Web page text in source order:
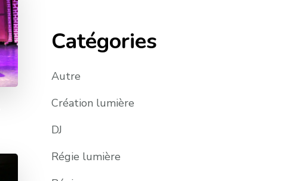
Catégories
Autre
Création lumière
DJ
Régie lumière